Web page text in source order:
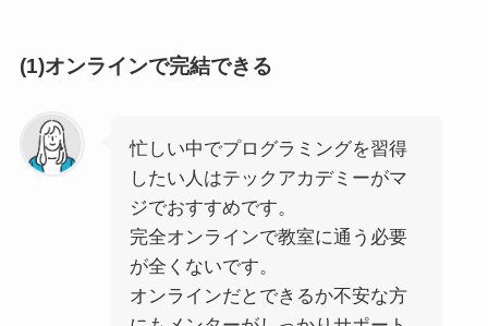
(1)オンラインで完結できる
忙しい中でプログラミングを習得
したい人はテックアカデミーがマ
ジでおすすめです。
完全オンラインで教室に通う必要
が全くないです。
オンラインだとできるか不安な方